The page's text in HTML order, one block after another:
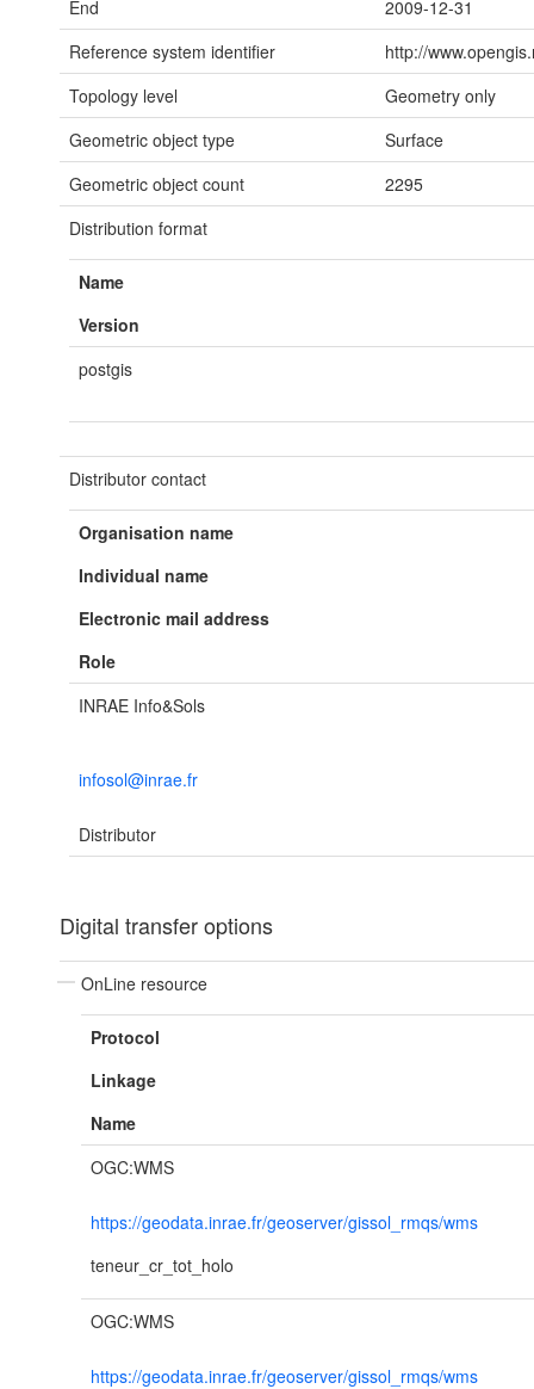
End
2009-12-31
Reference system identifier
http://
Topology level
Geometry only
Geometric object type
Surface
Geometric object count
2295
Distribution format
Name
Version
postgis
Distributor contact
Organisation name
Individual name
Electronic mail address
Role
INRAE Info&Sols
infosol@inrae.fr
Distributor
Digital transfer options
OnLine resource
Protocol
Linkage
Name
OGC:WMS
https://geodata.inrae.fr/geoserver/gissol_rmqs/wms
teneur_cr_tot_holo
OGC:WMS
https://geodata.inrae.fr/geoserver/gissol_rmqs/wms